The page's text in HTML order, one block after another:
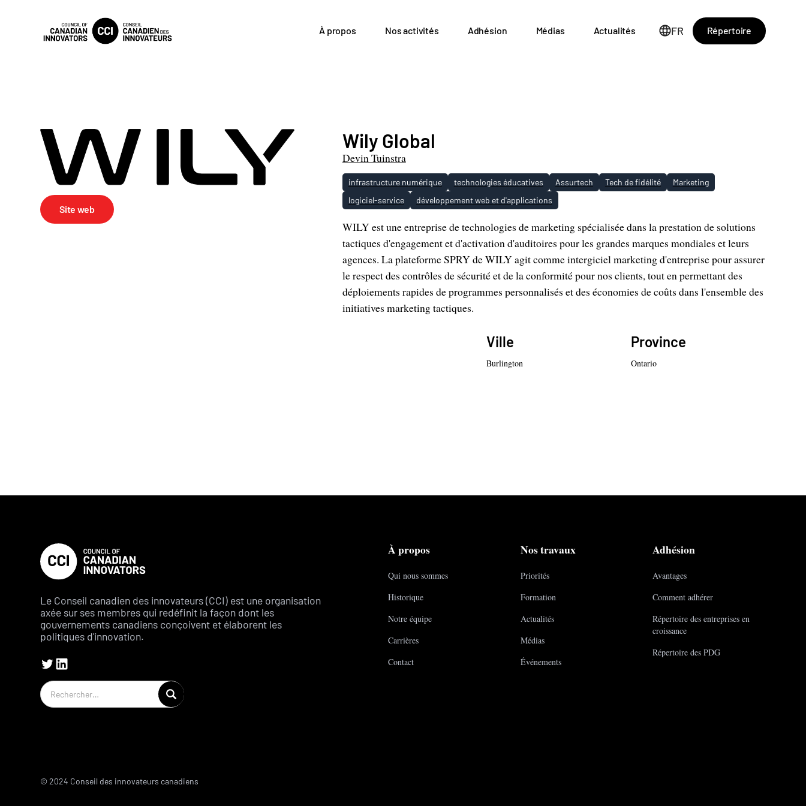
À propos Nos activités Adhésion Médias Actualités FR Répertoire
Site web
Wily Global
Devin Tuinstra
infrastructure numérique technologies éducatives Assurtech Tech de fidélité
Marketing
logiciel-service
développement web et d'applications
WILY est une entreprise de technologies de marketing spécialisée dans la prestation de solutions
tactiques d'engagement et d'activation d'auditoires pour les grandes marques mondiales et leurs
agences. La plateforme SPRY de WILY agit comme intergiciel marketing d'entreprise pour assurer
le respect des contrôles de sécurité et de la conformité pour nos clients, tout en permettant des
déploiements rapides de programmes personnalisés et des économies de coûts dans l'ensemble des
initiatives marketing tactiques.
Ville
Burlington
Province
Ontario
Le Conseil canadien des innovateurs (CCI) est une organisation
axée sur ses membres qui redéfinit la façon dont les
gouvernements canadiens conçoivent et élaborent les
politiques d'innovation.
À propos
Qui nous sommes
Historique
Notre équipe
Carrières
Contact
Nos travaux
Priorités
Formation
Actualités
Médias
Événements
Adhésion
Avantages
Comment adhérer
Répertoire des entreprises en
croissance
Répertoire des PDG
© 2024 Conseil des innovateurs canadiens